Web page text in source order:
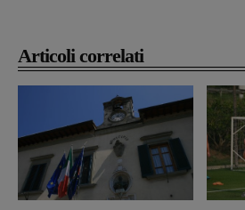
Articoli correlati